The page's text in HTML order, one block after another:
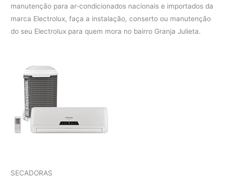
manutenção para ar-condicionados nacionais e importados da
marca Electrolux, faça a instalação, conserto ou manutenção
do seu Electrolux para quem mora no bairro Granja Julieta.
SECADORAS